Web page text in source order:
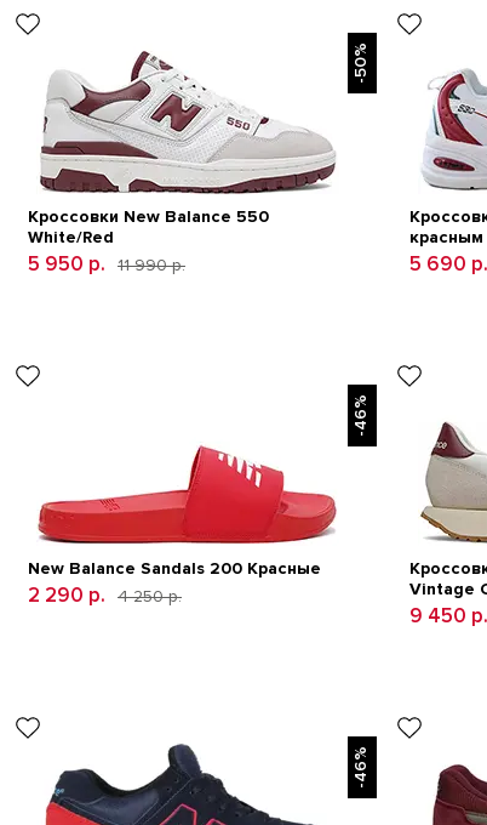
-50%
Кроссовки New Balance 550
White/Red
5 950 р. 11 990 р. 5 690 р.
-46%
New Balance Sandals 200 Красные
2 290 р. 4 250 р.
Vintage
9 450 р.
-46%